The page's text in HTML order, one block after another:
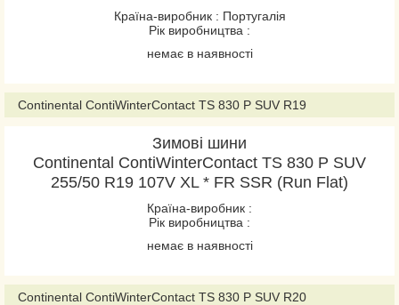
EcoContact 6Q
PremiumContact 6
PremiumContact C
ProContact GX
sContact
SportContact 6
UltraContact
UltraContact NXT
VancoCamper
Країна-виробник : Португалія
Рік виробництва :
немає в наявності
Continental ContiWinterContact TS 830 P SUV R19
Зимові шини
Continental ContiWinterContact TS 830 P SUV
255/50 R19 107V XL * FR SSR (Run Flat)
Країна-виробник :
Рік виробництва :
немає в наявності
Continental ContiWinterContact TS 830 P SUV R20